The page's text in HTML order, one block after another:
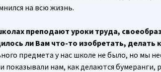
на всю жизнь.
преподают уроки труда,
ли Вам что-то изобретать, делать
предмета у нас школе не было, но мы
показывали нам, как делаются